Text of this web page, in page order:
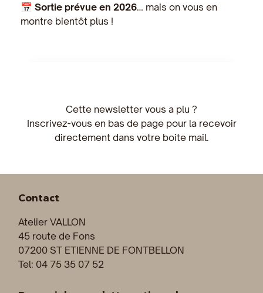
📅 Sortie prévue en 2026… mais on vous en
montre bientôt plus !
Cette newsletter vous a plu ?
Inscrivez-vous en bas de page pour la recevoir
directement dans votre boite mail.
Contact
Atelier VALLON
45 route de Fons
07200 ST ETIENNE DE FONTBELLON
Tel: 04 75 35 07 52